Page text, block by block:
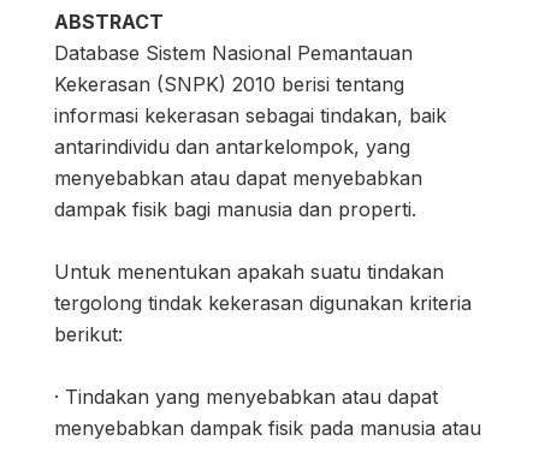
ABSTRACT
Database Sistem Nasional Pemantauan
Kekerasan (SNPK) 2010 berisi tentang
informasi kekerasan sebagai tindakan, baik
antarindividu dan antarkelompok, yang
menyebabkan atau dapat menyebabkan
dampak fisik bagi manusia dan properti.
Untuk menentukan apakah suatu tindakan
tergolong tindak kekerasan digunakan kriteria
berikut:
· Tindakan yang menyebabkan atau dapat
menyebabkan dampak fisik pada manusia atau